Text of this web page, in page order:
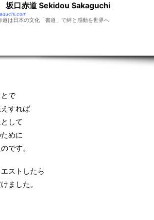
口赤道 Sekidou Sakaguchi
道は日本の文化「書道」で絆と感動を世界へ
で
すれば
して
めに
です。
ストしたら
ました。